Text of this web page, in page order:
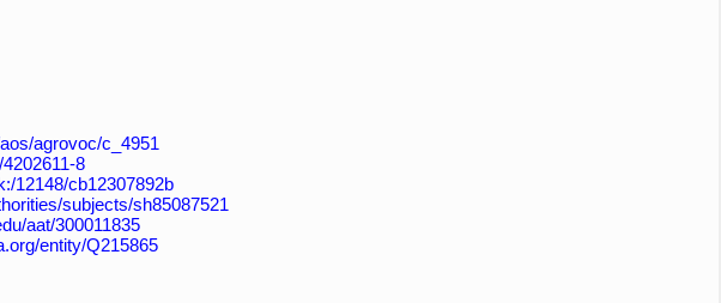
agrovoc/c_4951
8
12148/cb12307892b
subjects/sh85087521
aat/300011835
entity/Q215865